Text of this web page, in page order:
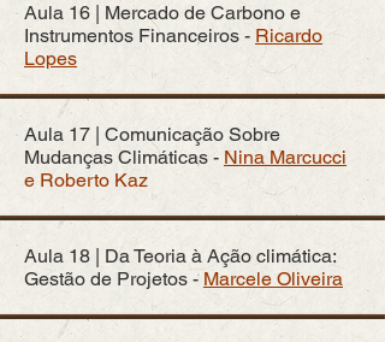
Aula 16 | Mercado de Carbono e
Instrumentos Financeiros - Ricardo
Lopes
Aula 17 | Comunicação Sobre
Mudanças Climáticas - Nina Marcucci
e Roberto Kaz
Aula 18 | Da Teoria à Ação climática:
Gestão de Projetos - Marcele Oliveira